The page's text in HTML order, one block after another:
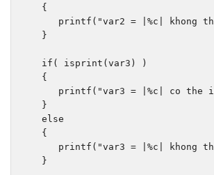
{
      printf
( "var2 = |%c| khong
}
if ( isprint ( var3 )
)
{
      printf
( "var3 = |%c| co the
}
else
{
      printf
( "var3 = |%c| khong
}